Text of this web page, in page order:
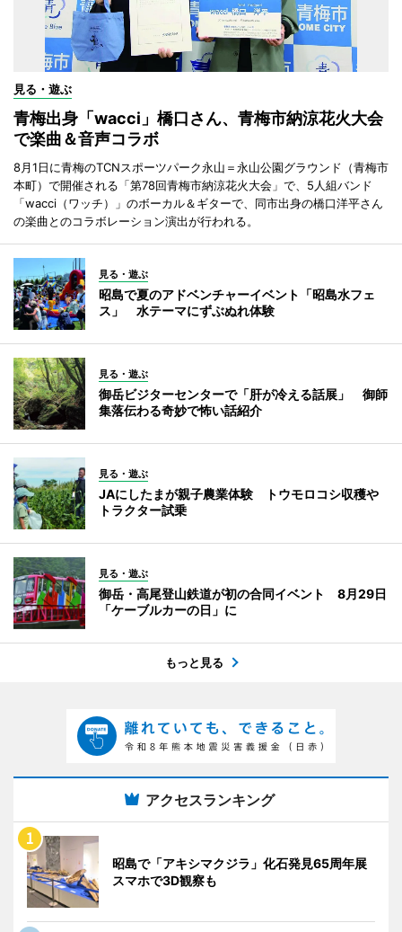
見る・遊ぶ
青梅出身「wacci」橋口さん、青梅市納涼花火大会
で楽曲＆音声コラボ
8月1日に青梅のTCNスポーツパーク永山＝永山公園グラウンド（青梅市
本町）で開催される「第78回青梅市納涼花火大会」で、5人組バンド
「wacci（ワッチ）」のボーカル＆ギターで、同市出身の橋口洋平さん
の楽曲とのコラボレーション演出が行われる。
見る・遊ぶ
昭島で夏のアドベンチャーイベント「昭島水フェ
ス」 水テーマにずぶぬれ体験
見る・遊ぶ
御岳ビジターセンターで「肝が冷える話展」 御師
集落伝わる奇妙で怖い話紹介
見る・遊ぶ
JAにしたまが親子農業体験 トウモロコシ収穫や
トラクター試乗
見る・遊ぶ
御岳・高尾登山鉄道が初の合同イベント 8月29日
「ケーブルカーの日」に
もっと見る
アクセスランキング
昭島で「アキシマクジラ」化石発見65周年展
スマホで3D観察も